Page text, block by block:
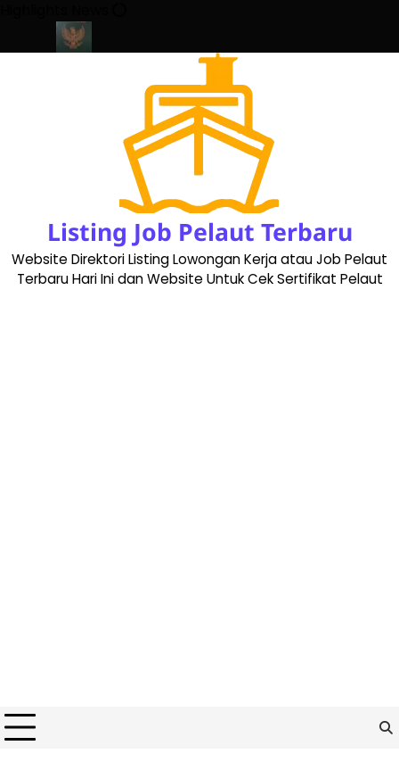
content
Listing Job Pelaut Terbaru
Website Direktori Listing Lowongan Kerja atau Job Pelaut
Terbaru Hari Ini dan Website Untuk Cek Sertifikat Pelaut